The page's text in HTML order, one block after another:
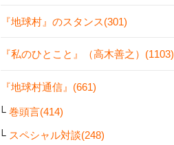
『地球村』のスタンス(301)
『私のひとこと』（高木善之）(1103)
『地球村通信』(661)
巻頭言(414)
スペシャル対談(248)